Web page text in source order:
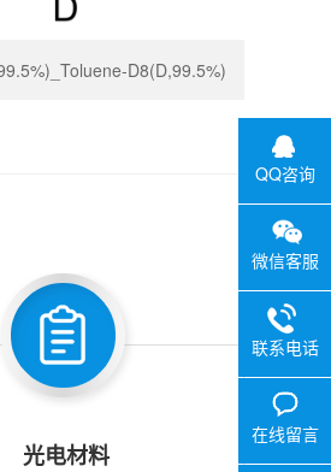
D8(D,99.5%)
光电材料
QQ咨询
微信客服
联系电话
在线留言